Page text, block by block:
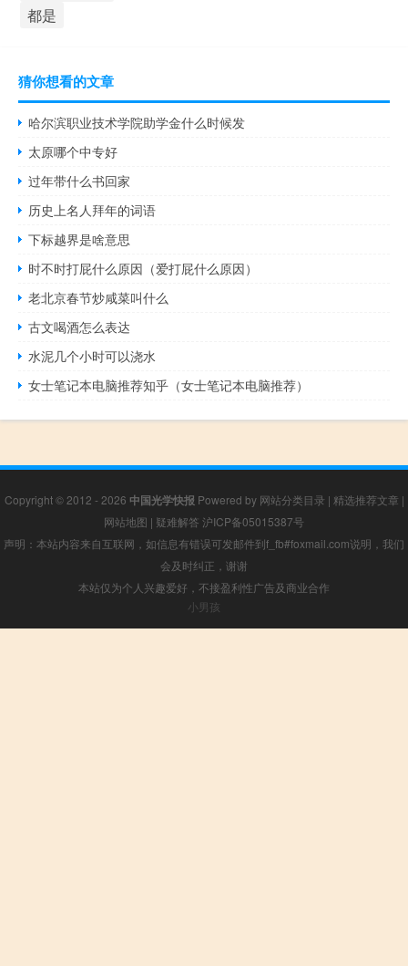
都是
猜你想看的文章
哈尔滨职业技术学院助学金什么时候发
太原哪个中专好
过年带什么书回家
历史上名人拜年的词语
下标越界是啥意思
时不时打屁什么原因（爱打屁什么原因）
老北京春节炒咸菜叫什么
古文喝酒怎么表达
水泥几个小时可以浇水
女士笔记本电脑推荐知乎（女士笔记本电脑推荐）
Copyright © 2012 - 2026 中国光学快报 Powered by 网站分类目录 | 精选推荐文章 |
网站地图 | 疑难解答 沪ICP备05015387号
声明：本站内容来自互联网，如信息有错误可发邮件到f_fb#foxmail.com说明，我们
会及时纠正，谢谢
本站仅为个人兴趣爱好，不接盈利性广告及商业合作
小男孩